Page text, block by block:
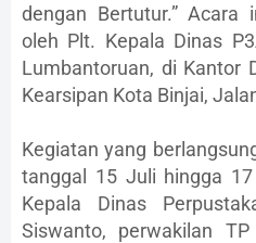
dengan Bertutur.” Acara
oleh Plt. Kepala Dinas
Lumbantoruan, di Kantor
Kearsipan Kota Binjai,
Kegiatan yang
tanggal 15 Juli hingga
Kepala Dinas
Siswanto, perwakilan